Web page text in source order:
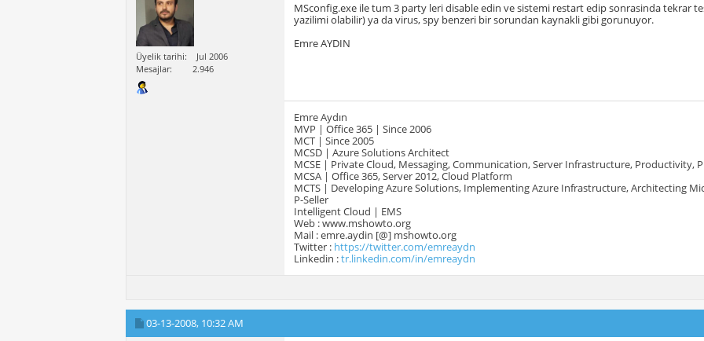
Üyelik tarihi
Jul 2006
Mesajlar
2.946
MSconfig.exe ile tum 3 party leri disable edin ve sistemi restart edip sonrasinda tekrar
yazilimi olabilir) ya da virus, spy benzeri bir sorundan kaynakli gibi gorunuyor.
Emre AYDIN
Emre Aydın
MVP | Office 365 | Since 2006
MCT | Since 2005
MCSD | Azure Solutions Architect
MCSE | Private Cloud, Messaging, Communication, Server Infrastructure, Productivity,
MCSA | Office 365, Server 2012, Cloud Platform
MCTS | Developing Azure Solutions, Implementing Azure Infrastructure, Architecting
P-Seller
Intelligent Cloud | EMS
Web : www.mshowto.org
Mail : emre.aydin [@] mshowto.org
Twitter : https://twitter.com/emreaydn
Linkedin :tr.linkedin.com/in/emreaydn
03-13-2008, 10:32 AM